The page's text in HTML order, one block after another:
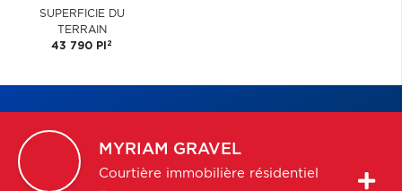
SUPERFICIE DU
TERRAIN
43 790 PI 2
MYRIAM GRAVEL
Courtière immobilière résidentiel